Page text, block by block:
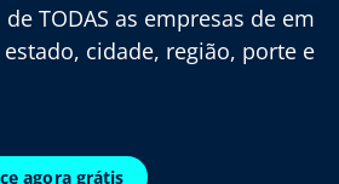
TODAS as empresas de em
cidade, região, porte e
agora grátis